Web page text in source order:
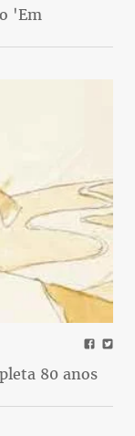
'Em
80 anos